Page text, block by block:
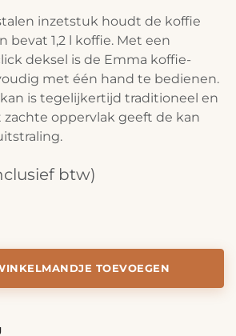
inzetstuk houdt de koffie
bevat 1,2 l koffie. Met een
deksel is de Emma koffie-
met één hand te bedienen.
is tegelijkertijd traditioneel en
zachte oppervlak geeft de kan
btw)
TOEVOEGEN